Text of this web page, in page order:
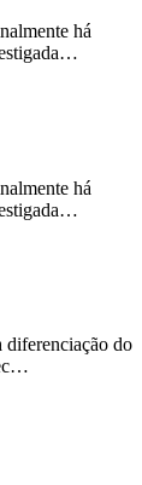
há
há
diferenciação do